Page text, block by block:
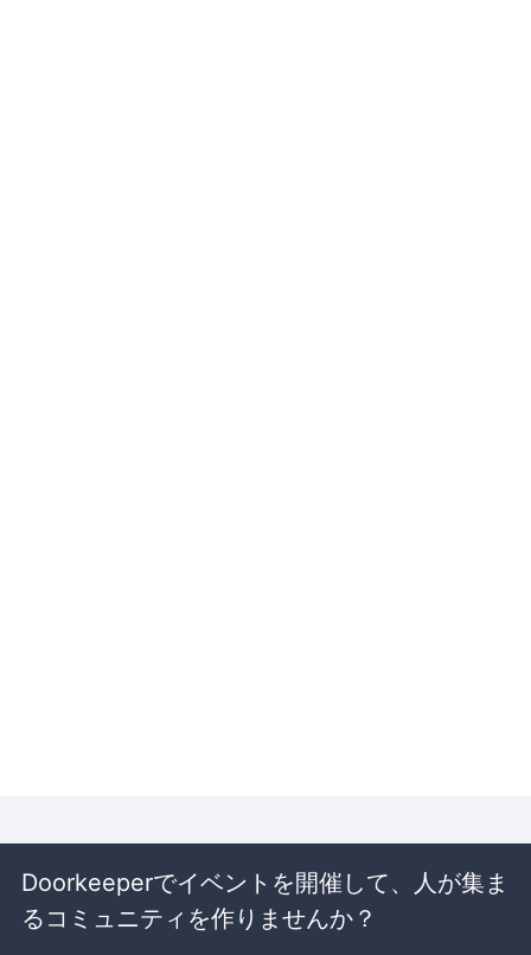
Doorkeeperでイベントを開催して、人が集ま
るコミュニティを作りませんか？